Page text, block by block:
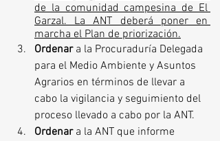
de la comunidad campesina de El
Garzal. La ANT deberá poner en
marcha el Plan de priorización.
Ordenar a la Procuraduría Delegada
para el Medio Ambiente y Asuntos
Agrarios en términos de llevar a
cabo la vigilancia y seguimiento del
proceso llevado a cabo por la ANT.
Ordenar a la ANT que informe